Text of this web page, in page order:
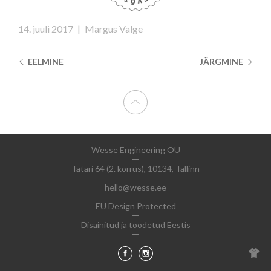
14. juuli 2017 | Margus Valge
JÄRGMINE
EELMINE
Wesse Engineering OÜ
Tatari 64 (2. korrus), 10134, Tallinn
hello@wesse.ee
EU Design Protected
Disainitud ja toodetud Eestis